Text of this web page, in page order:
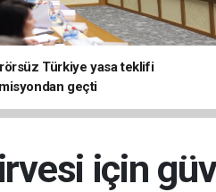
Türkiye yasa teklifi
geçti
için